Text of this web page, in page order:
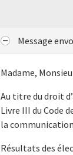
Message
Madame,
Au titre du droit
Livre III du Code
la
Résultats des